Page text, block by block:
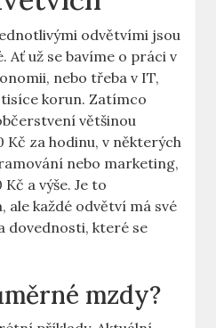
odvětvími jsou
Ať už se bavíme o práci v
nebo třeba v IT,
korun. Zatímco
většinou
Kč za hodinu, v některých
nebo marketing,
a výše. Je to
ale každé odvětví má své
dovednosti, které se
mzdy?